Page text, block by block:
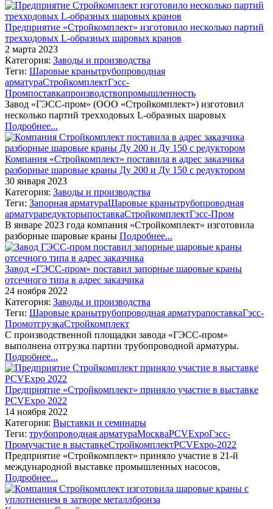
Предприятие «Стройкомплект» изготовило несколько партий
трехходовых L-образных шаровых кранов
2 марта 2023
Категория: Заводы и производства
Теги: Шаровые кранытрубопроводная
арматураСтройкомплектГэсс-
Промпоставкапроизводствопромышленность
Завод «ГЭСС-пром» (ООО «Стройкомплект») изготовил
несколько партий трехходовых L-образных шаровых
Подробнее...
Компания «Стройкомплект» поставила в адрес заказчика
разборные шаровые краны Ду 200 и Ду 150 с редуктором
30 января 2023
Категория: Заводы и производства
Теги: Запорная арматураШаровые кранытрубопроводная
арматураредукторыпоставкаСтройкомплектГэсс-Пром
В январе 2023 года компания «Стройкомплект» изготовила
разборные шаровые краны Подробнее...
Завод «ГЭСС-пром» поставил запорные шаровые краны
отсечного типа в адрес заказчика
24 ноября 2022
Категория: Заводы и производства
Теги: Шаровые кранытрубопроводная арматурапоставкаГэсс-
ПромотгрузкаСтройкомплект
С производственной площадки завода «ГЭСС-пром»
выполнена отгрузка партии трубопроводной арматуры.
Подробнее...
Предприятие «Стройкомплект» приняло участие в выставке
PCVExpo 2022
14 ноября 2022
Категория: Выставки и семинары
Теги: трубопроводная арматураМоскваPCVExpoГэсс-
Промучастие в выставкеСтройкомплектPCVExpo-2022
Предприятие «Стройкомплект» приняло участие в 21-й
международной выставке промышленных насосов,
Подробнее...